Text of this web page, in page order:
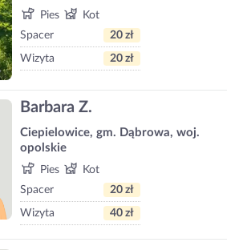
Pies
Kot
Spacer
20 zł
Wizyta 20 zł
Barbara Z.
Ciepielowice, gm. Dąbrowa, woj.
opolskie
Pies
Kot
Spacer
20 zł
Wizyta 40 zł